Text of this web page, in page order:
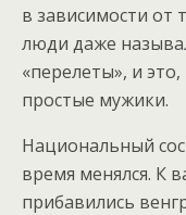
в зависимости от
люди даже
«перелеты», и
простые мужики.
Национальный
время менялся. К
прибавились